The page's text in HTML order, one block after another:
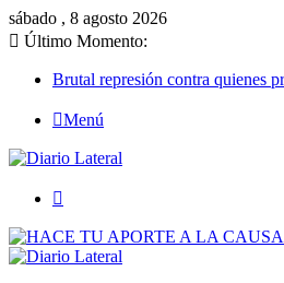
sábado , 8 agosto 2026
Último Momento:
Brutal represión contra quienes
Menú